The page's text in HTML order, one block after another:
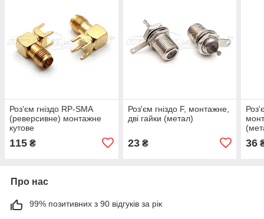
Роз'єм гніздо RP-SMA
(реверсивне) монтажне
кутове
115 ₴
Роз'єм гніздо F, монтажне,
дві гайки (метал)
23₴ 36
Про нас
99% позитивних з 90 відгуків за рік